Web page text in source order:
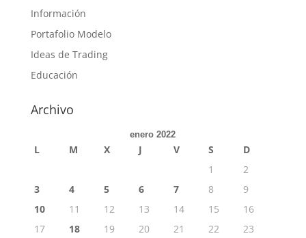
Información
Portafolio Modelo
Ideas de Trading
Educación
Archivo
enero 2022
L M X J V S
D
1
2
3
4 5 6 7 8
9
10
11 12 13 14 15
16
17
18 19 20 21 22
23